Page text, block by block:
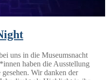
uns in die Museumsnacht
haben die Ausstellung
Wir danken der